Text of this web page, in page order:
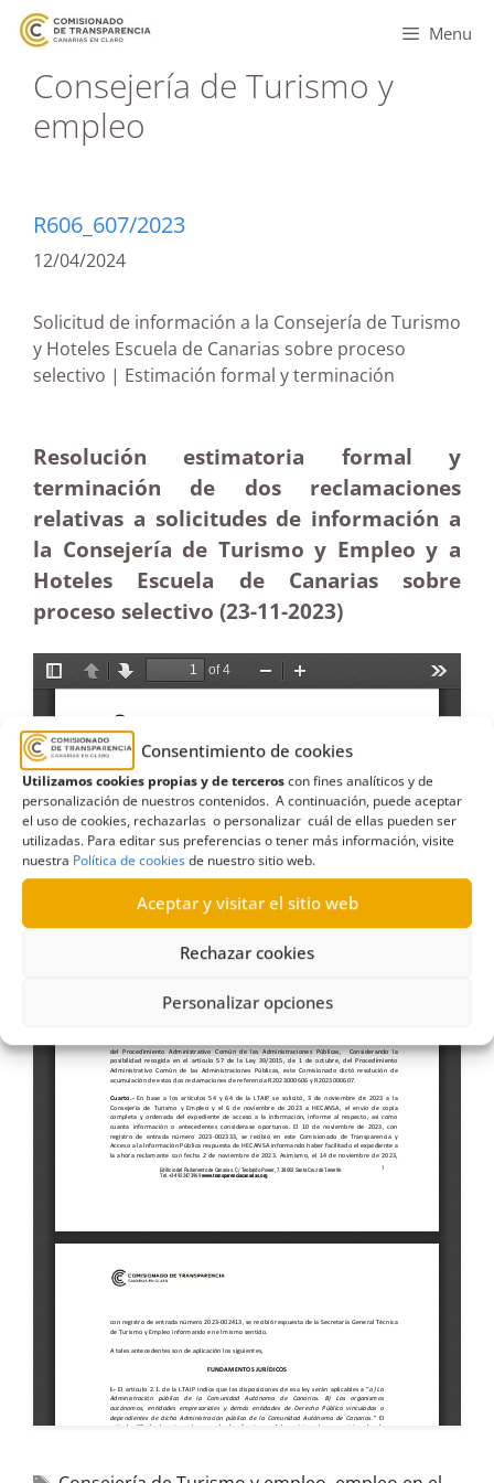
Consentimiento de cookies
Utilizamos cookies propias y de terceroscon fines analíticos y de
personalización de nuestros contenidos. A continuación, puede aceptar
el uso de cookies, rechazarlas o personalizar cuál de ellas pueden ser
utilizadas. Para editar sus preferencias o tener más información, visite
nuestra Política de cookiesde nuestro sitio web.
Aceptar y visitar el sitio web
Rechazar cookies
Personalizar opciones
Menu
Consejería de Turismo y
empleo
R606_607/2023
12/04/2024
Solicitud de información a la Consejería de Turismo
y Hoteles Escuela de Canarias sobre proceso
selectivo | Estimación formal y terminación
Resolución estimatoria formal y
terminación de dos reclamaciones
relativas a solicitudes de información a
la Consejería de Turismo y Empleo y a
Hoteles Escuela de Canarias sobre
proceso selectivo (23-11-2023)